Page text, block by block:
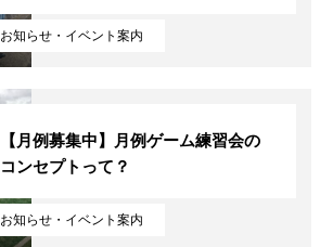
お知らせ・イベント案内
お知らせ・イベント案内
【月例募集中】月例ゲーム練習会の
コンセプトって？